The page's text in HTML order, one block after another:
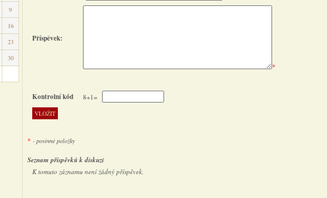
9
16
23
30
Příspěvek:
*
Kontrolní kód 8+1=
* - povinné položky
Seznam příspěvků k diskuzi
K tomuto záznamu není žádný příspěvek.